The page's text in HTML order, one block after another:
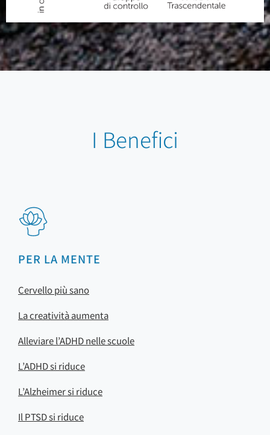
I Benefici
PER LA MENTE
Cervello più sano
La creatività aumenta
Alleviare l’ADHD nelle scuole
L’ADHD si riduce
L’Alzheimer si riduce
Il PTSD si riduce